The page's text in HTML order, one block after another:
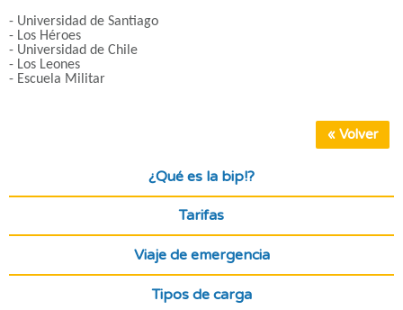
- Universidad de Santiago
- Los Héroes
- Universidad de Chile
- Los Leones
- Escuela Militar
« Volver
¿Qué es la bip!?
Tarifas
Viaje de emergencia
Tipos de carga